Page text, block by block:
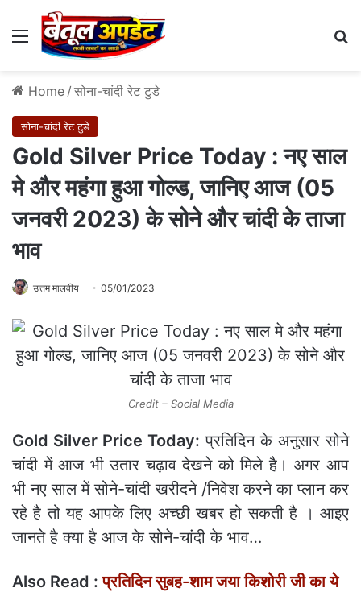
Menu
Home / सोना-चांदी रेट टुडे
सोना-चांदी रेट टुडे
Gold Silver Price Today : नए साल
मे और महंगा हुआ गोल्ड, जानिए आज (05
जनवरी 2023) के सोने और चांदी के ताजा
भाव
उत्तम मालवीय 05/01/2023
Credit – Social Media
Gold Silver Price Today: प्रतिदिन के अनुसार सोने
चांदी में आज भी उतार चढ़ाव देखने को मिले है। अगर आप
भी नए साल में सोने-चांदी खरीदने /निवेश करने का प्‍लान कर
रहे है तो यह आपके लिए अच्‍छी खबर हो सकती है । आइए
जानते है क्‍या है आज के सोने-चांदी के भाव…
Also Read :प्रतिदिन सुबह-शाम जया किशोरी जी का ये